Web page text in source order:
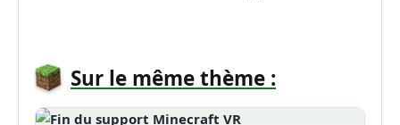
Sur le même thème :